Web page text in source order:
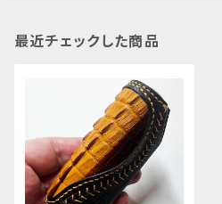
最近チェックした商品